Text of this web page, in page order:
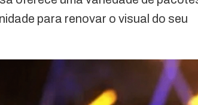
para renovar o visual do seu